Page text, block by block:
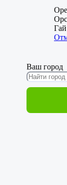
Гай
Ваш город